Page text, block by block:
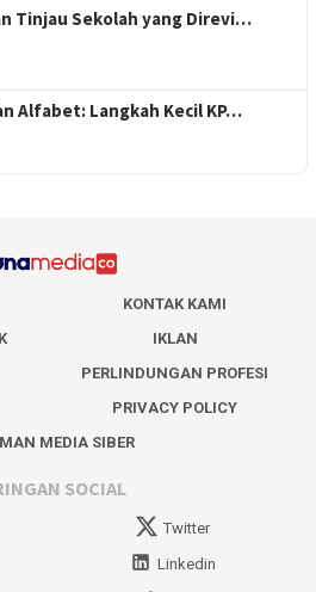
Tinjau Sekolah yang Direvi…
Alfabet: Langkah Kecil KP…
KONTAK KAMI
IKLAN
PERLINDUNGAN PROFESI
PRIVACY POLICY
MEDIA SIBER
SOCIAL
Twitter
Linkedin